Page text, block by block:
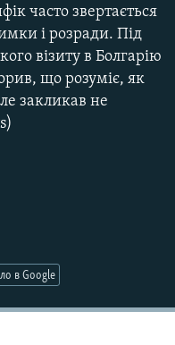
часто звертається
і розради. Під
візиту в Болгарію
що розуміє, як
закликав не
в Google